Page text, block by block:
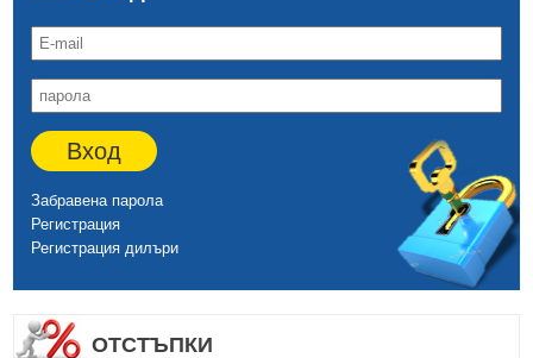
Вход
Забравена парола
Регистрация
Регистрация дилъри
ОТСТЪПКИ